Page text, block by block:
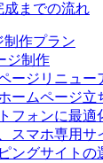
成までの流れ
制作プラン
ジ制作
ージリニュー
ームページ立
フォンに最
スマホ専用サ
ングサイトの